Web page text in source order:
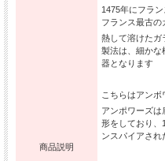
商品説明
1475年にフラ
フランス最古の
熱して溶けたガ
製法は、細かな
器となります
こちらはアン
アンポワーズ
形をしており、
ンスパイアされ